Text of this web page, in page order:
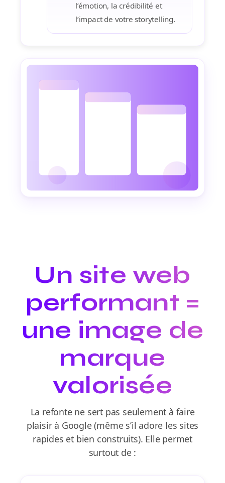
l’émotion, la crédibilité et
l’impact de votre storytelling.
Un site web
performant =
une image de
marque
valorisée
La refonte ne sert pas seulement à faire
plaisir à Google (même s’il adore les sites
rapides et bien construits). Elle permet
surtout de :